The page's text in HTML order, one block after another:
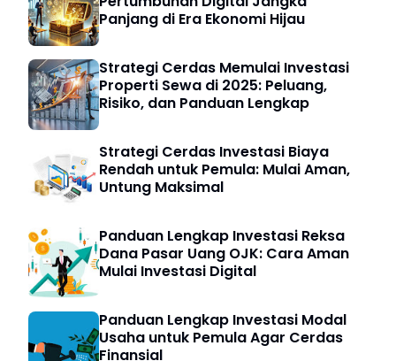
Panjang di Era Ekonomi Hijau
Strategi Cerdas Memulai Investasi
Properti Sewa di 2025: Peluang,
Risiko, dan Panduan Lengkap
Strategi Cerdas Investasi Biaya
Rendah untuk Pemula: Mulai Aman,
Untung Maksimal
Panduan Lengkap Investasi Reksa
Dana Pasar Uang OJK: Cara Aman
Mulai Investasi Digital
Panduan Lengkap Investasi Modal
Usaha untuk Pemula Agar Cerdas
Finansial